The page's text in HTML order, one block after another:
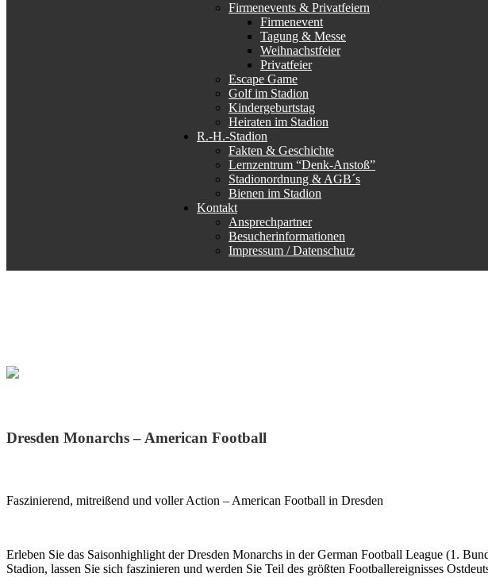
Firmenevents & Privatfeiern
Firmenevent
Tagung & Messe
Weihnachstfeier
Privatfeier
Escape Game
Golf im Stadion
Kindergeburtstag
Heiraten im Stadion
R.-H.-Stadion
Fakten & Geschichte
Lernzentrum “Denk-Anstoß”
Stadionordnung & AGB´s
Bienen im Stadion
Kontakt
Ansprechpartner
Besucherinformationen
Impressum / Datenschutz
Dresden Monarchs – American Football
Faszinierend, mitreißend und voller Action – American Football in Dresden
Erleben Sie das Saisonhighlight der Dresden Monarchs in der German Football League (1.
Stadion, lassen Sie sich faszinieren und werden Sie Teil des größten Footballereignisses